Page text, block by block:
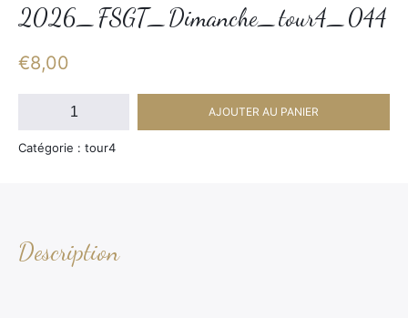
2026_FSGT_Dimanche_tour4_044
€8,00
quantité
2026_FSGT_Dimanche_tour4_044
AJOUTER AU PANIER
Catégorie : tour4
Description
Photos